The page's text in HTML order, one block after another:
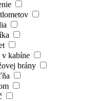
v kabíne
brány